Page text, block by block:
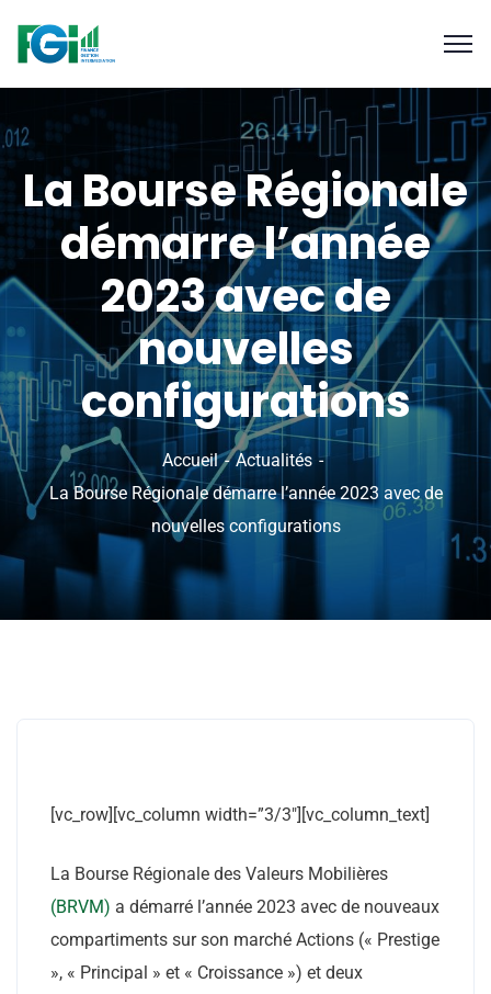
La Bourse Régionale
démarre l’année
2023 avec de
nouvelles
configurations
Accueil
Actualités
La Bourse Régionale démarre l’année 2023 avec de
nouvelles configurations
[vc_row][vc_column width=”3/3″][vc_column_text]
La Bourse Régionale des Valeurs Mobilières
(BRVM) a démarré l’année 2023 avec de nouveaux
compartiments sur son marché Actions (« Prestige
», « Principal » et « Croissance ») et deux